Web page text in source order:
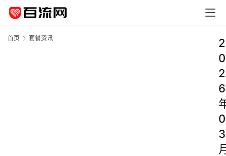
首页 套餐资讯
2
0
2
6
0
3